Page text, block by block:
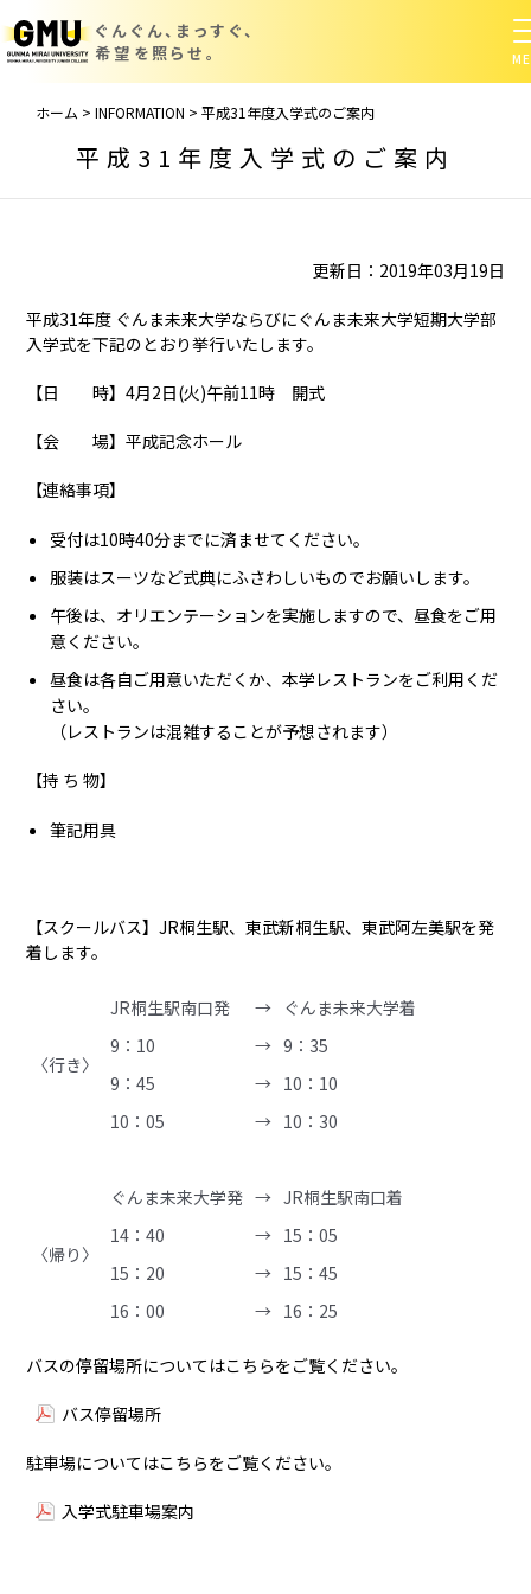
ぐんぐん、まっすぐ、
希望を照らせ。
ホーム > INFORMATION > 平成31年度入学式のご案内
平成31年度入学式のご案内
更新日：2019年03月19日
平成31年度 ぐんま未来大学ならびにぐんま未来大学短期大学部
入学式を下記のとおり挙行いたします。
【日 時】4月2日(火)午前11時 開式
【会 場】平成記念ホール
【連絡事項】
受付は10時40分までに済ませてください。
服装はスーツなど式典にふさわしいものでお願いします。
午後は、オリエンテーションを実施しますので、昼食をご用
意ください。
昼食は各自ご用意いただくか、本学レストランをご利用くだ
さい。
（レストランは混雑することが予想されます）
【持 ち 物】
筆記用具
【スクールバス】JR桐生駅、東武新桐生駅、東武阿左美駅を発
着します。
〈行き〉
JR桐生駅南口発 → ぐんま未来大学着
9：10
→ 9：35
9：45
→ 10：10
10：05
→ 10：30
〈帰り〉
ぐんま未来大学発 → JR桐生駅南口着
14：40
→ 15：05
15：20
→ 15：45
16：00
→ 16：25
バスの停留場所についてはこちらをご覧ください。
バス停留場所
駐車場についてはこちらをご覧ください。
入学式駐車場案内